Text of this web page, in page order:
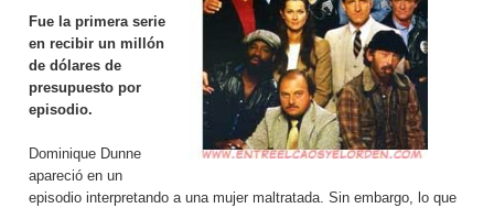
Fue la primera serie
en recibir un millón
de dólares de
presupuesto por
episodio.
Dominique Dunne
apareció en un
episodio interpretando a una mujer maltratada. Sin embargo, lo que